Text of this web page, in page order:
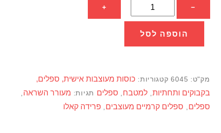
−
של
קאלו
+
הוספה לסל
מק"ט: 6045 קטגוריות: כוסות מעוצבות אישית, ספלים,
בקבוקים ותחתיות למטבח ספלים תגיות: מעורר השראה
ספלים ספלים קרמיים מעוצבים פרידה קאלו